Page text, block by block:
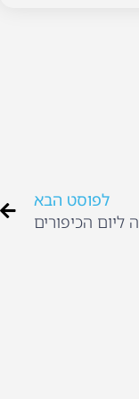
לפוסט הבא
ליום הכיפורים